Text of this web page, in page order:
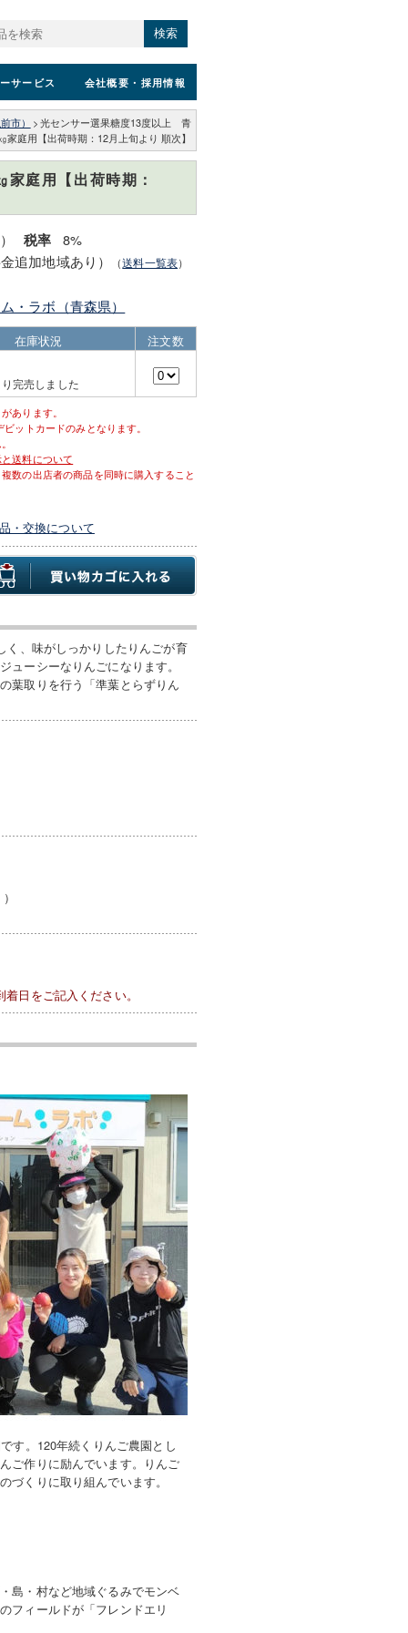
検索
サービス 会社概要 ・採用情報
市） > 光センサー選果糖度13度以上 青
家庭用【出荷時期：12月上旬より 順次】
庭用【出荷時期：
税率 8%
追加地域あり） （送料一覧表）
・ラボ（青森県）
在庫状況
注文数
完売しました
あります。
ットカードのみとなります。
送料について
数の出店者の商品を同時に購入すること
・交換について
く、味がしっかりしたりんごが育
ーシーなりんごになります。
葉取りを行う「準葉とらずりん
日をご記入ください。
す。120年続くりんご農園とし
ご作りに励んでいます。りんご
くりに取り組んでいます。
島・村など地域ぐるみでモンベ
フィールドが「フレンドエリ